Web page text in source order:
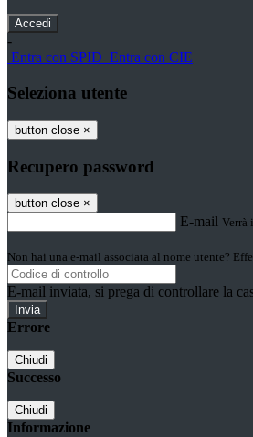
-
Entra con SPID Entra con CIE
Seleziona utente
button close ×
Recupero password
button close ×
E-mail Verrà
Non hai una e-mail associata al nome utente?
E-mail inviata, si prega di controllare la
Errore
Chiudi
Successo
Chiudi
Informazione